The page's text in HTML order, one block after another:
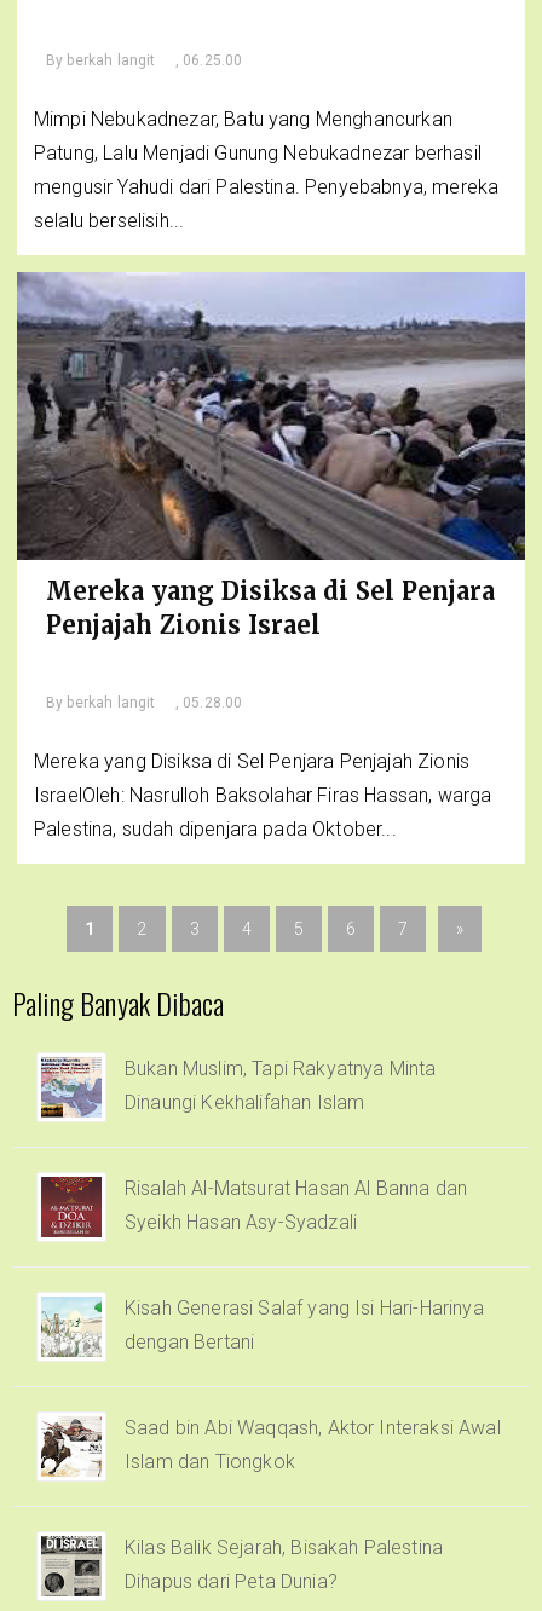
By berkah langit , 06.25.00
Mimpi Nebukadnezar, Batu yang Menghancurkan
Patung, Lalu Menjadi Gunung Nebukadnezar berhasil
mengusir Yahudi dari Palestina. Penyebabnya, mereka
selalu berselisih...
Mereka yang Disiksa di Sel Penjara
Penjajah Zionis Israel
By berkah langit , 05.28.00
Mereka yang Disiksa di Sel Penjara Penjajah Zionis
IsraelOleh: Nasrulloh Baksolahar Firas Hassan, warga
Palestina, sudah dipenjara pada Oktober...
1 2 3 4 5 6 7 »
Paling Banyak Dibaca
Bukan Muslim, Tapi Rakyatnya Minta
Dinaungi Kekhalifahan Islam
Risalah Al-Matsurat Hasan Al Banna dan
Syeikh Hasan Asy-Syadzali
Kisah Generasi Salaf yang Isi Hari-Harinya
dengan Bertani
Saad bin Abi Waqqash, Aktor Interaksi Awal
Islam dan Tiongkok
Kilas Balik Sejarah, Bisakah Palestina
Dihapus dari Peta Dunia?